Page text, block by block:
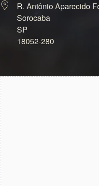
R. Antônio Aparecido
Sorocaba
SP
18052-280